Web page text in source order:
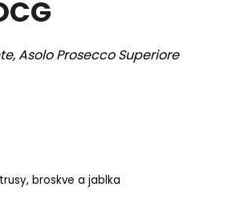
Asolo Prosecco Superiore
broskve a jablka
HLEDAT